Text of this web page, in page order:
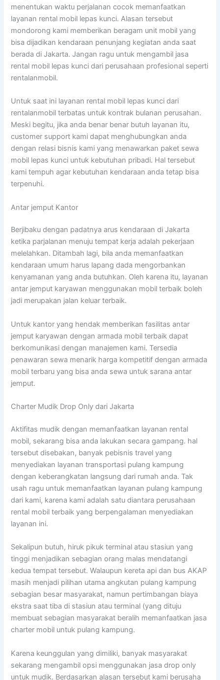
menentukan waktu perjalanan cocok memanfaatkan
layanan rental mobil lepas kunci. Alasan tersebut
mondorong kami memberikan beragam unit mobil yang
bisa dijadikan kendaraan penunjang kegiatan anda saat
berada di Jakarta. Jangan ragu untuk mengambil jasa
rental mobil lepas kunci dari perusahaan profesional seperti
rentalanmobil.
Untuk saat ini layanan rental mobil lepas kunci dari
rentalanmobil terbatas untuk kontrak bulanan perusahan.
Meski begitu, jika anda benar benar butuh layanan itu,
customer support kami dapat menghubungkan anda
dengan relasi bisnis kami yang menawarkan paket sewa
mobil lepas kunci untuk kebutuhan pribadi. Hal tersebut
kami tempuh agar kebutuhan kendaraan anda tetap bisa
terpenuhi.
Antar jemput Kantor
Berjibaku dengan padatnya arus kendaraan di Jakarta
ketika parjalanan menuju tempat kerja adalah pekerjaan
melelahkan. Ditambah lagi, bila anda memanfaatkan
kendaraan umum harus lapang dada mengorbankan
kenyamanan yang anda butuhkan. Oleh karena itu, layanan
antar jemput karyawan menggunakan mobil terbaik boleh
jadi merupakan jalan keluar terbaik.
Untuk kantor yang hendak memberikan fasilitas antar
jemput karyawan dengan armada mobil terbaik dapat
berkomunikasi dengan manajemen kami. Tersedia
penawaran sewa menarik harga kompetitif dengan armada
mobil terbaru yang bisa anda sewa untuk sarana antar
jemput.
Charter Mudik Drop Only dari Jakarta
Aktifitas mudik dengan memanfaatkan layanan rental
mobil, sekarang bisa anda lakukan secara gampang. hal
tersebut disebakan, banyak pebisnis travel yang
menyediakan layanan transportasi pulang kampung
dengan keberangkatan langsung dari rumah anda. Tak
usah ragu untuk memanfaatkan layanan pulang kampung
dari kami, karena kami adalah satu diantara perusahaan
rental mobil terbaik yang berpengalaman menyediakan
layanan ini.
Sekalipun butuh, hiruk pikuk terminal atau stasiun yang
tinggi menjadikan sebagian orang malas mendatangi
kedua tempat tersebut. Walaupun kereta api dan bus AKAP
masih menjadi pilihan utama angkutan pulang kampung
sebagian besar masyarakat, namun pertimbangan biaya
ekstra saat tiba di stasiun atau terminal (yang dituju
membuat sebagian masyarakat beralih memanfaatkan jasa
charter mobil untuk pulang kampung.
Karena keunggulan yang dimiliki, banyak masyarakat
sekarang mengambil opsi menggunakan jasa drop only
untuk mudik. Berdasarkan alasan tersebut kami berusaha